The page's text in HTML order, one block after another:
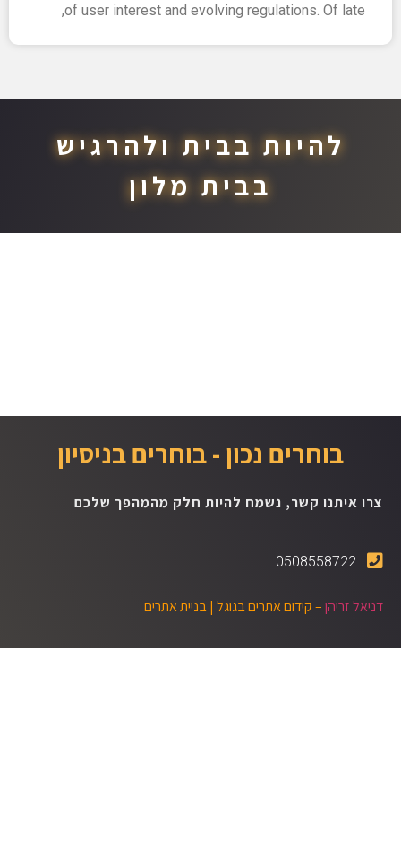
of user interest and evolving regulations. Of late,
להיות בבית ולהרגיש
בבית מלון
בוחרים נכון - בוחרים בניסיון
צרו איתנו קשר, נשמח להיות חלק מהמהפך שלכם
0508558722
דניאל זריהן– קידום אתרים בגוגל |בניית אתרים